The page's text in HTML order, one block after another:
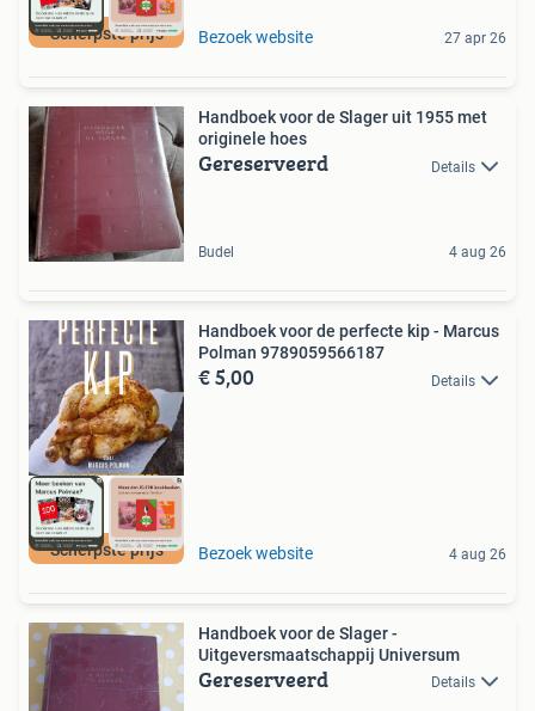
Scherpste prijs Bezoek website 27 apr 26
Handboek voor de Slager uit 1955 met
originele hoes
Gereserveerd Details
Budel 4 aug 26
Scherpste prijs
Handboek voor de perfecte kip - Marcus
Polman 9789059566187
€ 5,00 Details
Bezoek website 4 aug 26
Handboek voor de Slager -
Uitgeversmaatschappij Universum
Gereserveerd Details